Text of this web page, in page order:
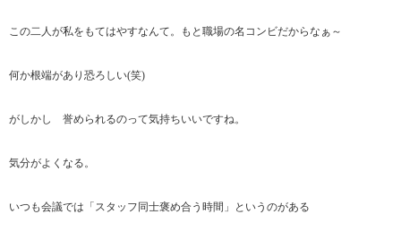
この二人が私をもてはやすなんて。もと職場の名コンビだからなぁ～
何か根端があり恐ろしい(笑)
がしかし 誉められるのって気持ちいいですね。
気分がよくなる。
いつも会議では「スタッフ同士褒め合う時間」というのがある